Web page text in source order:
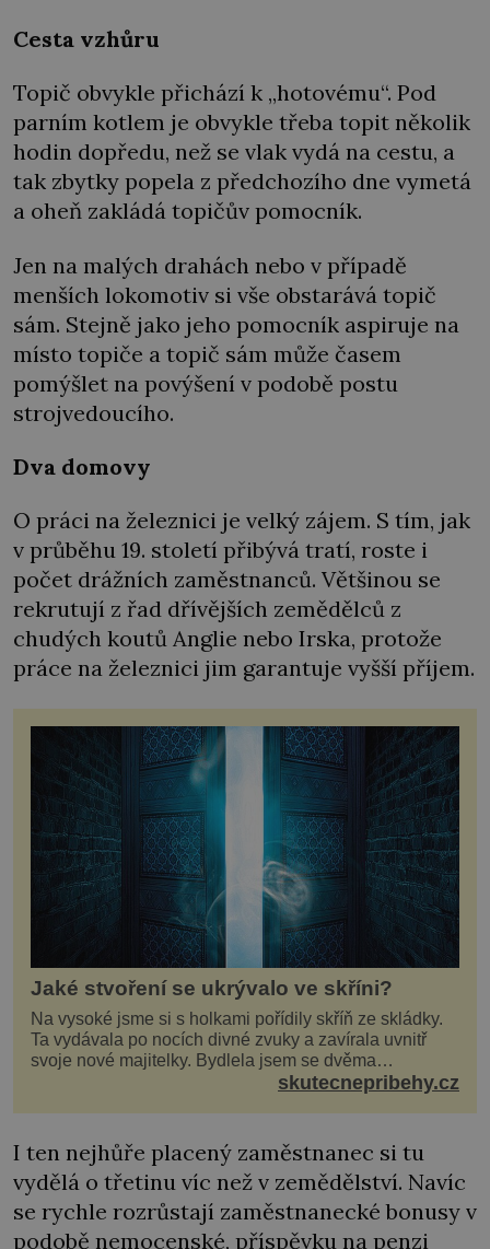
Cesta vzhůru
Topič obvykle přichází k „hotovému“. Pod
parním kotlem je obvykle třeba topit několik
hodin dopředu, než se vlak vydá na cestu, a
tak zbytky popela z předchozího dne vymetá
a oheň zakládá topičův pomocník.
Jen na malých drahách nebo v případě
menších lokomotiv si vše obstarává topič
sám. Stejně jako jeho pomocník aspiruje na
místo topiče a topič sám může časem
pomýšlet na povýšení v podobě postu
strojvedoucího.
Dva domovy
O práci na železnici je velký zájem. S tím, jak
v průběhu 19. století přibývá tratí, roste i
počet drážních zaměstnanců. Většinou se
rekrutují z řad dřívějších zemědělců z
chudých koutů Anglie nebo Irska, protože
práce na železnici jim garantuje vyšší příjem.
Jaké stvoření se ukrývalo ve skříni?
Na vysoké jsme si s holkami pořídily skříň ze skládky.
Ta vydávala po nocích divné zvuky a zavírala uvnitř
svoje nové majitelky. Bydlela jsem se dvěma
kamarádkami a bavilo nás zvelebovat si náš byt. Skoro
skutecnepribehy.cz
I ten nejhůře placený zaměstnanec si tu
vydělá o třetinu víc než v zemědělství. Navíc
se rychle rozrůstají zaměstnanecké bonusy v
podobě nemocenské, příspěvku na penzi